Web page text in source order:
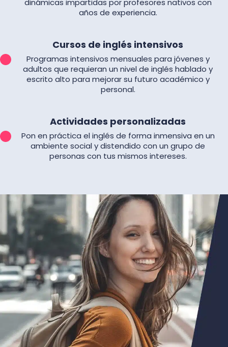
dinámicas impartidas por profesores nativos con
años de experiencia.
Cursos de inglés intensivos
Programas intensivos mensuales para jóvenes y
adultos que requieran un nivel de inglés hablado y
escrito alto para mejorar su futuro académico y
personal.
Actividades personalizadas
Pon en práctica el inglés de forma inmensiva en un
ambiente social y distendido con un grupo de
personas con tus mismos intereses.